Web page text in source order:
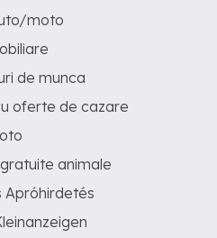
moto
de munca
oferte de cazare
animale
Apróhirdetés